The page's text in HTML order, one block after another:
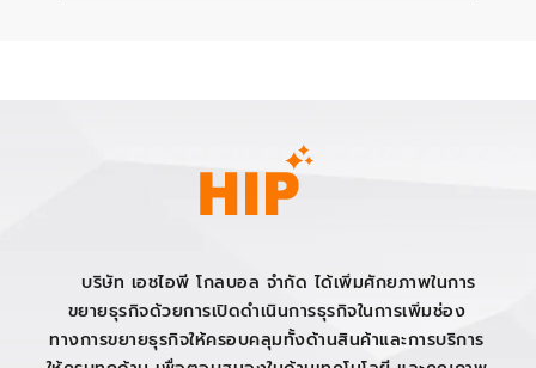
บริษัท เอชไอพี โกลบอล จำกัด ได้เพิ่มศักยภาพในการ
ขยายธุรกิจด้วยการเปิดดำเนินการธุรกิจในการเพิ่มช่อง
ทางการขยายธุรกิจให้ครอบคลุมทั้งด้านสินค้าและการบริการ